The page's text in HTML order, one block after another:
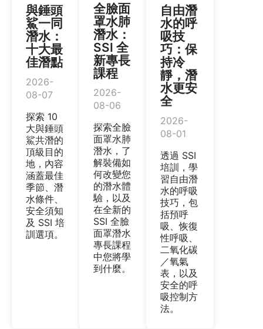
與錘頭
鯊一同
潛水：
十大最
佳潛點
2026-
08-07
探索 10
大與錘頭
鯊共潛的
頂級目的
地，內容
涵蓋最佳
季節、潛
水條件、
安全須知
及 SSI 培
訓選項。
全臉面
罩水肺
潛水：
SSI 全
新專長
課程
2026-
08-06
探索全臉
面罩水肺
潛水，了
解裝備如
何改變您
的潛水體
驗，以及
在全新的
SSI 全臉
面罩潛水
專長課程
中您將學
到什麼。
自由潛
水的呼
吸技
巧：保
持冷
靜，潛
水更安
全
2026-
08-01
透過 SSI
培訓，學
習自由潛
水的呼吸
技巧，包
括預呼
吸、恢復
性呼吸、
二氧化碳
／氧氣
表，以及
安全的呼
吸控制方
法。